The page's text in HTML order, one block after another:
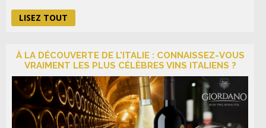
LISEZ TOUT
À LA DÉCOUVERTE DE L'ITALIE : CONNAISSEZ-VOUS
VRAIMENT LES PLUS CÉLÈBRES VINS ITALIENS ?